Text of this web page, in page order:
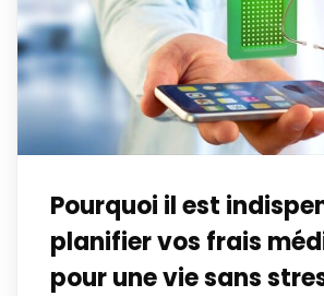
Pourquoi il est
planifier vos frais
pour une vie sans